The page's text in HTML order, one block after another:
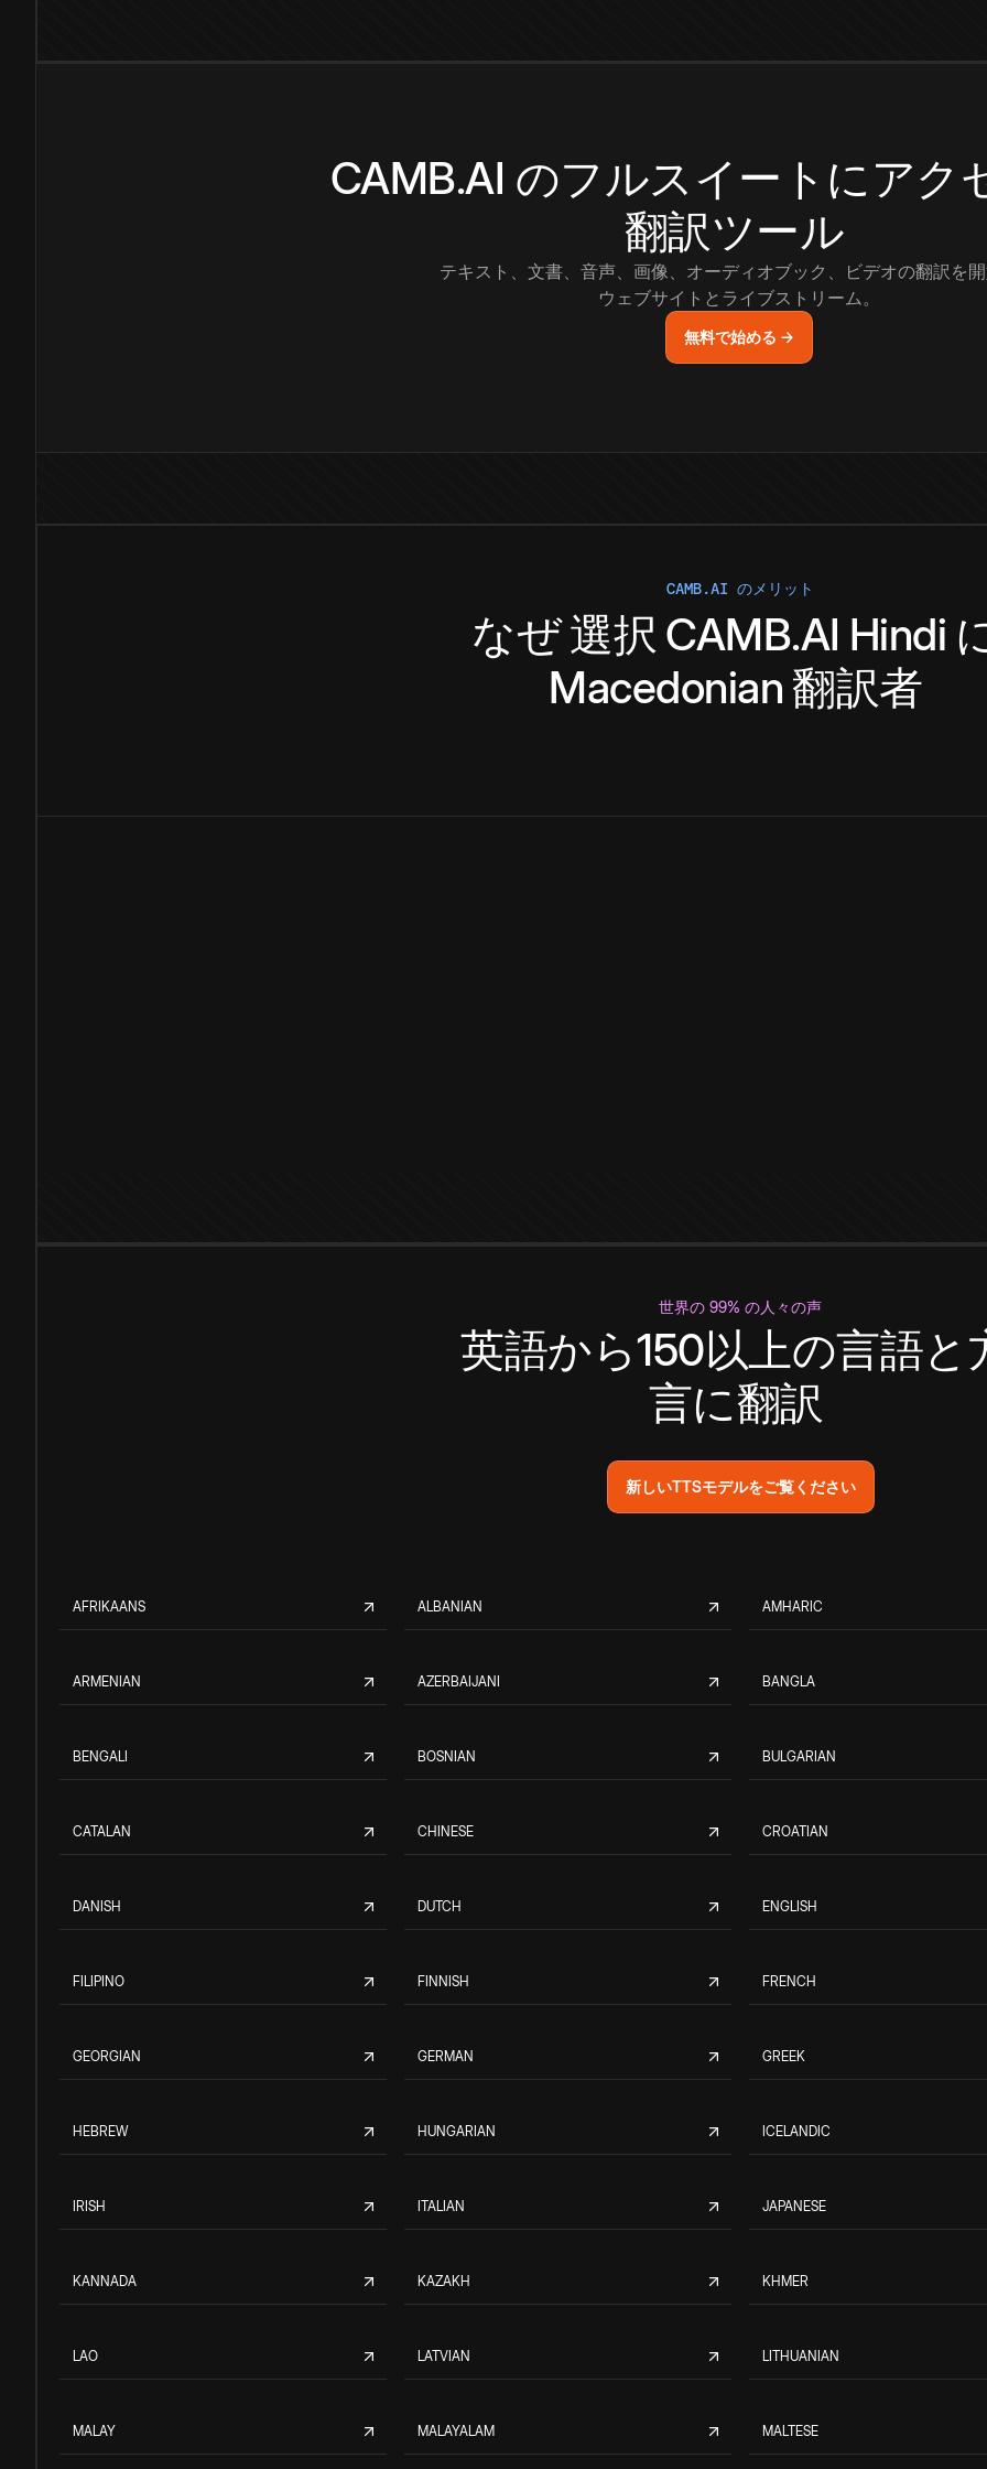
CAMB.AI のフルスイートにアク
翻訳ツール
テキスト、文書、音声、画像、オーディオブック、ビデオの翻訳を
ウェブサイトとライブストリーム。
無料で始める →
CAMB.AI のメリット
なぜ選択 CAMB.AI Hindi
Macedonian 翻訳者
世界の 99% の人々の声
英語から150以上の言語と
言に翻訳
新しいTTSモデルをご覧ください
AFRIKAANS ALBANIAN AMHARIC
ARMENIAN AZERBAIJANI BANGLA
BENGALI BOSNIAN BULGARIAN
CATALAN CHINESE CROATIAN
DANISH DUTCH ENGLISH
FILIPINO FINNISH FRENCH
GEORGIAN GERMAN GREEK
HEBREW HUNGARIAN ICELANDIC
IRISH ITALIAN JAPANESE
KANNADA KAZAKH KHMER
LAO LATVIAN LITHUANIAN
MALAY MALAYALAM MALTESE